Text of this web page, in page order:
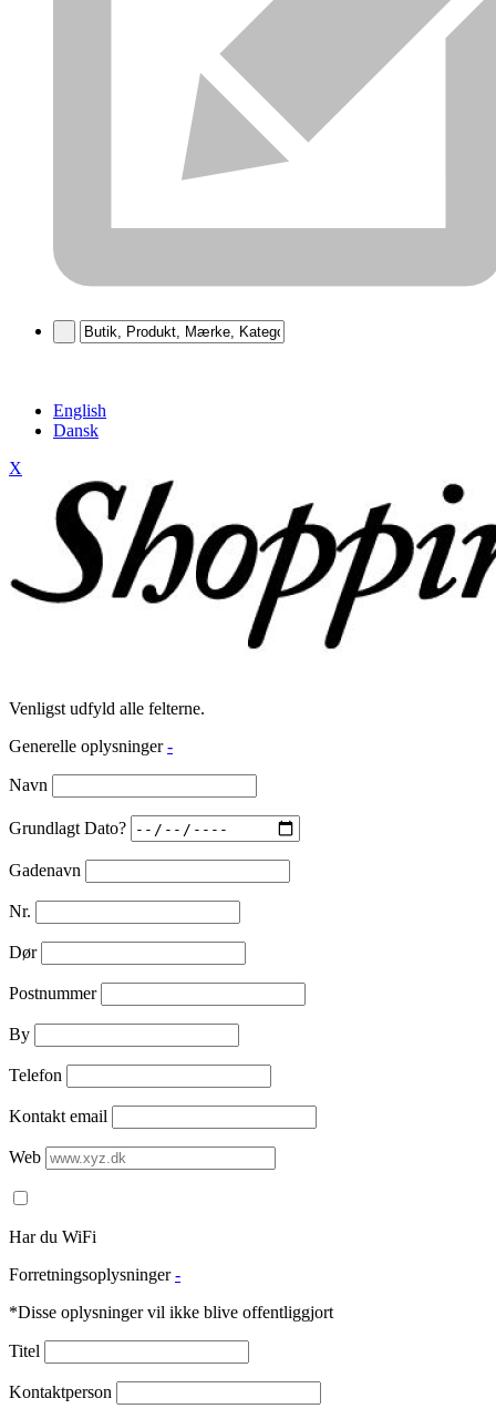
English
Dansk
X
Venligst udfyld alle felterne.
Generelle oplysninger -
Navn
Grundlagt Dato?
Gadenavn
Nr.
Dør
Postnummer
By
Telefon
Kontakt email
Web
Har du WiFi
Forretningsoplysninger -
*Disse oplysninger vil ikke blive offentliggjort
Titel
Kontaktperson